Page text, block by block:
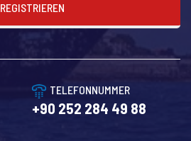
REGISTRIEREN
TELEFONNUMMER
+90 252 284 49 88